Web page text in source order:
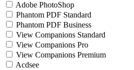
Adobe PhotoShop
Phantom PDF Standard
Phantom PDF Business
View Companions Standard
View Companions Pro
View Companions Premium
Acdsee